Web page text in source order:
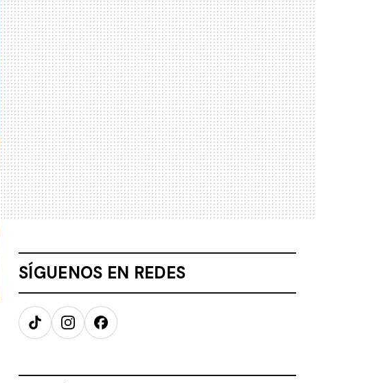
SÍGUENOS EN REDES
TikTokInstagramFacebook